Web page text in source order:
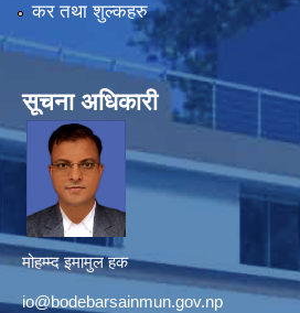
कर तथा शुल्कहरु
सूचना अधिकारी
मोहम्म्द इमामुल हक
io@bodebarsainmun.gov.np